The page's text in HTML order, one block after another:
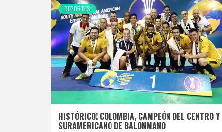
DEPORTES
HISTÓRICO! COLOMBIA, CAMPEÓN DEL CENTRO Y
SURAMERICANO DE BALONMANO